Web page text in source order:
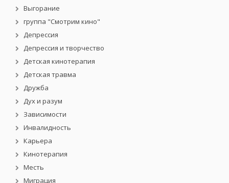
Выгорание
группа "Смотрим кино"
Депрессия
Депрессия и творчество
Детская кинотерапия
Детская травма
Дружба
Дух и разум
Зависимости
Инвалидность
Карьера
Кинотерапия
Месть
Миграция